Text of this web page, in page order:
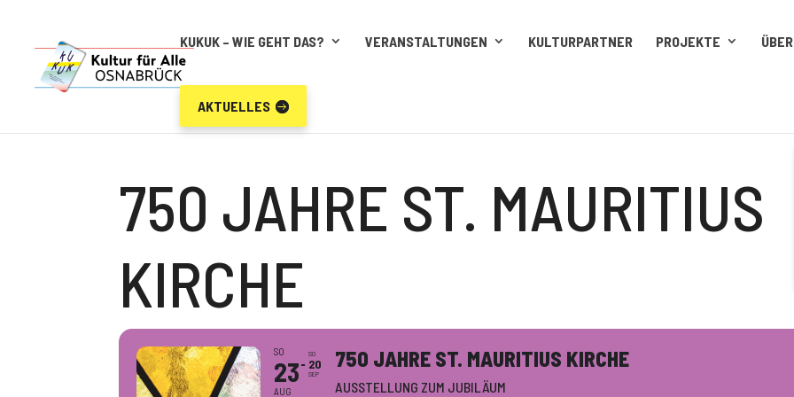
KUKUK – WIE GEHT DAS? VERANSTALTUNGEN KULTURPARTNER PROJEKTE
AKTUELLES
750 JAHRE ST. MAURITIUS
KIRCHE
SO
23
AUG
SO
20
SEP
750 JAHRE ST. MAURITIUS KIRCHE
AUSSTELLUNG ZUM JUBILÄUM